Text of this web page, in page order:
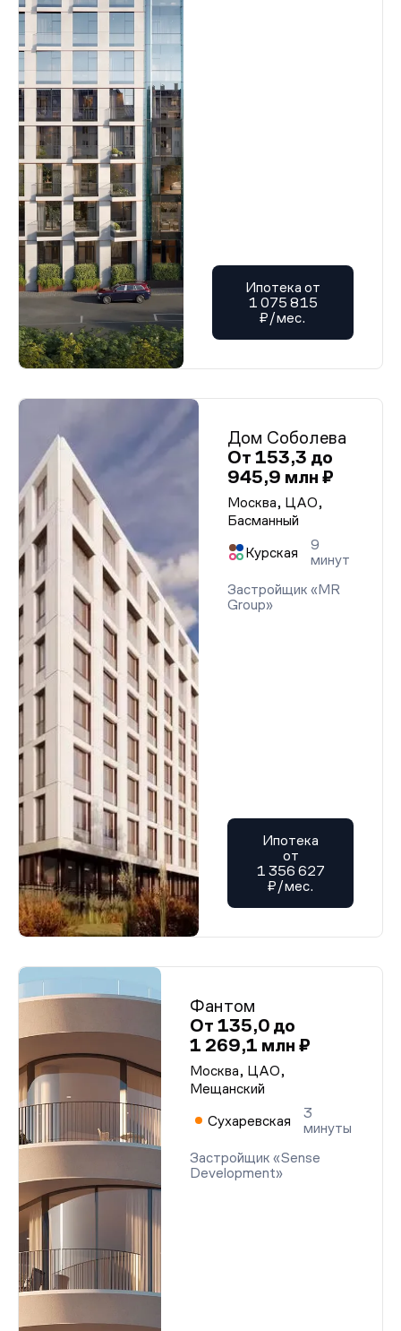
Ипотека от
1 075 815
₽/мес.
Дом Соболева
От 153,3 до
945,9 млн ₽
Москва, ЦАО,
Басманный
Курская
9
минут
Застройщик «MR
Group»
Ипотека
от
1 356 627
₽/мес.
Фантом
От 135,0 до
1 269,1 млн ₽
Москва, ЦАО,
Мещанский
Сухаревская
3
минуты
Застройщик «Sense
Development»